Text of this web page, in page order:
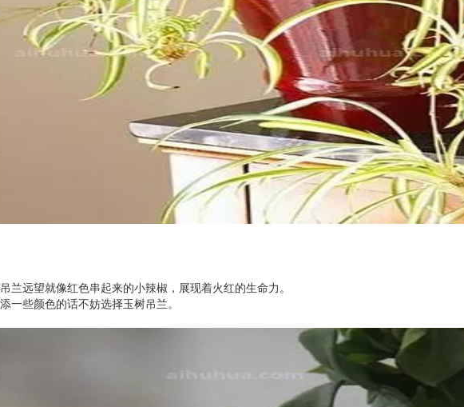
兰远望就像红色串起来的小辣椒，展现着火红的生命力。
一些颜色的话不妨选择玉树吊兰。